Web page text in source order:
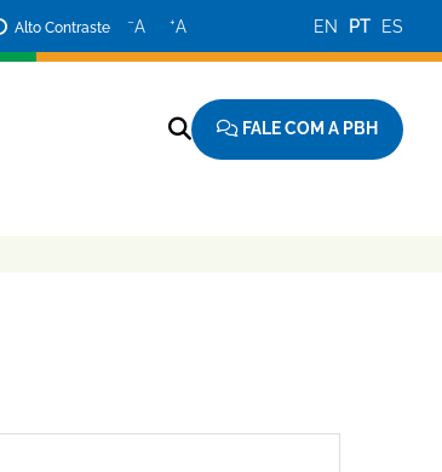
Alto Contraste −A +A EN PT ES
FALE COM A PBH